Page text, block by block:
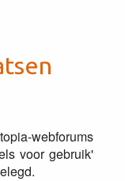
webforums
voor gebruik'